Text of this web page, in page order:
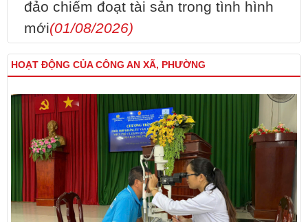
đảo chiếm đoạt tài sản trong tình hình
mới(01/08/2026)
HOẠT ĐỘNG CỦA CÔNG AN XÃ, PHƯỜNG